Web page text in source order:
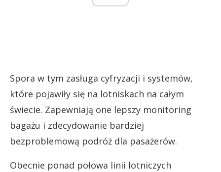
Spora w tym zasługa cyfryzacji i systemów,
które pojawiły się na lotniskach na całym
świecie. Zapewniają one lepszy monitoring
bagażu i zdecydowanie bardziej
bezproblemową podróż dla pasażerów.
Obecnie ponad połowa linii lotniczych